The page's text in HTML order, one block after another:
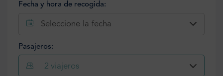
Fecha y hora de recogida:
Seleccione la fecha
Pasajeros:
2 viajeros